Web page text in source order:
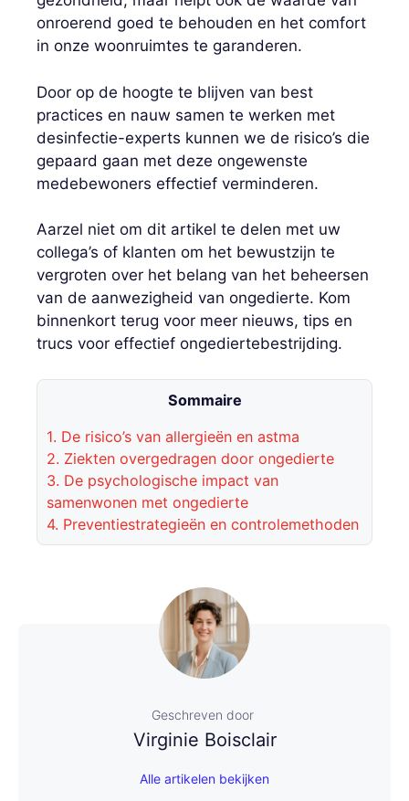
onroerend goed te behouden en het comfort
in onze woonruimtes te garanderen.
Door op de hoogte te blijven van best
practices en nauw samen te werken met
desinfectie-experts kunnen we de risico’s die
gepaard gaan met deze ongewenste
medebewoners effectief verminderen.
Aarzel niet om dit artikel te delen met uw
collega’s of klanten om het bewustzijn te
vergroten over het belang van het beheersen
van de aanwezigheid van ongedierte. Kom
binnenkort terug voor meer nieuws, tips en
trucs voor effectief ongediertebestrijding.
Sommaire
1. De risico’s van allergieën en astma
2. Ziekten overgedragen door ongedierte
3. De psychologische impact van
samenwonen met ongedierte
4. Preventiestrategieën en controlemethoden
Geschreven door
Virginie Boisclair
Alle artikelen bekijken